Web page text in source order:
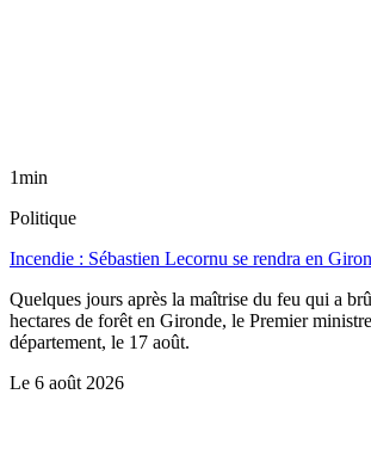
1min
Politique
Incendie : Sébastien Lecornu se rendra en
Quelques jours après la maîtrise du feu qui a
hectares de forêt en Gironde, le Premier
département, le 17 août.
Le 6 août 2026